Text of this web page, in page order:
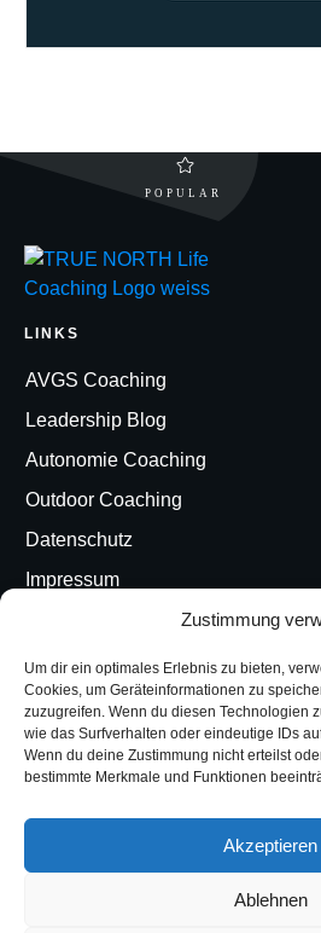
Zustimmung
Um dir ein optimales Erlebnis zu bieten,
Cookies, um Geräteinformationen zu
zuzugreifen. Wenn du diesen Technologien
wie das Surfverhalten oder eindeutige IDs
Wenn du deine Zustimmung nicht erteilst
bestimmte Merkmale und Funktionen
Akzeptieren
Ablehnen
POPULAR
LINKS
AVGS Coaching
Leadership Blog
Autonomie Coaching
Outdoor Coaching
Datenschutz
Impressum
Altonaer Poststrasse 9a, Hamburg,
+49 174 2526 060
gerd@truenorth.style
SOCIAL MEDIA